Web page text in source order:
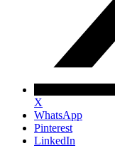
X
WhatsApp
Pinterest
LinkedIn